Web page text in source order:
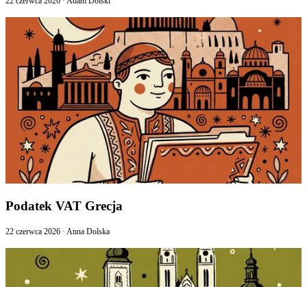
Podatek VAT Grecja
22 czerwca 2026 · Anna Dolska